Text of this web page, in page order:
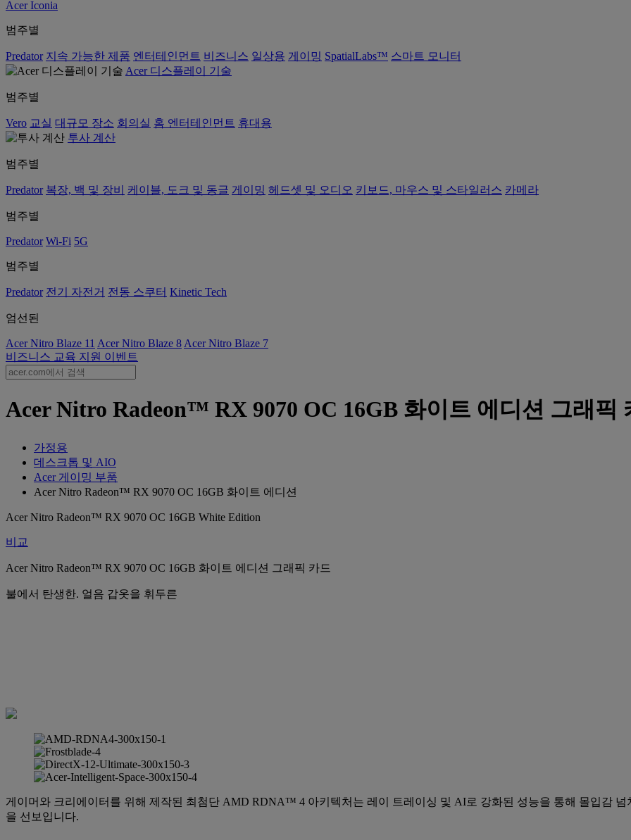
Acer Iconia
범주별
Predator 지속 가능한 제품 엔터테인먼트 비즈니스 일상용 게이밍 SpatialLabs™ 스마트 모니터
Acer 디스플레이 기술
범주별
Vero 교실 대규모 장소 회의실 홈 엔터테인먼트 휴대용
투사 계산
범주별
Predator 복장, 백 및 장비 케이블, 도크 및 동글 게이밍 헤드셋 및 오디오 키보드, 마우스 및 스타일러스 카메라
범주별
Predator Wi-Fi 5G
범주별
Predator 전기 자전거 전동 스쿠터 Kinetic Tech
엄선된
Acer Nitro Blaze 11 Acer Nitro Blaze 8 Acer Nitro Blaze 7
비즈니스 교육 지원 이벤트
Acer Nitro Radeon™ RX 9070 OC 16GB 화이트 에디션 그래픽
가정용
데스크톱 및 AIO
Acer 게이밍 부품
Acer Nitro Radeon™ RX 9070 OC 16GB 화이트 에디션
Acer Nitro Radeon™ RX 9070 OC 16GB White Edition
비교
Acer Nitro Radeon™ RX 9070 OC 16GB 화이트 에디션 그래픽 카드
불에서 탄생한. 얼음 갑옷을 휘두른
게이머와 크리에이터를 위해 제작된 최첨단 AMD RDNA™ 4 아키텍처는 레이 트레이싱 및 AI로 강화된 성능을 통해 몰입감
을 선보입니다.